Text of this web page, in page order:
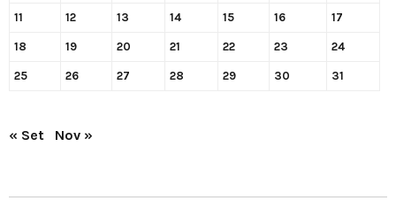
11 12 13 14 15 16 17
18 19 20 21 22 23 24
25 26 27 28 29 30 31
« Set Nov »